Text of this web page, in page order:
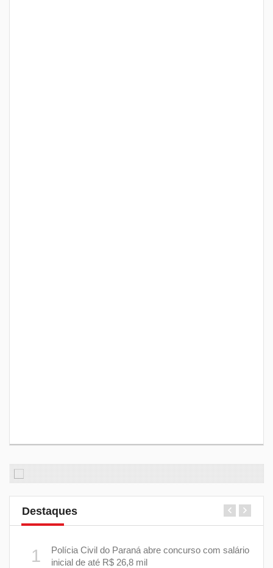
Destaques
1
Polícia Civil do Paraná abre concurso com salário
inicial de até R$ 26,8 mil